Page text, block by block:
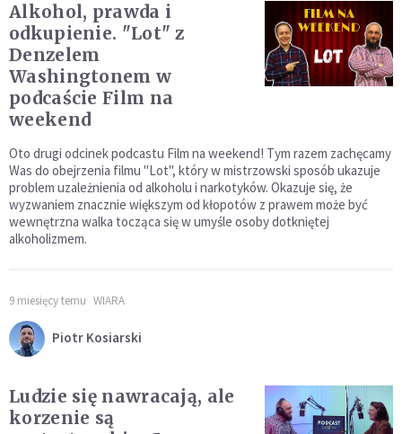
Alkohol, prawda i
odkupienie. "Lot" z
Denzelem
Washingtonem w
podcaście Film na
weekend
Oto drugi odcinek podcastu Film na weekend! Tym razem zachęcamy
Was do obejrzenia filmu "Lot", który w mistrzowski sposób ukazuje
problem uzależnienia od alkoholu i narkotyków. Okazuje się, że
wyzwaniem znacznie większym od kłopotów z prawem może być
wewnętrzna walka tocząca się w umyśle osoby dotkniętej
alkoholizmem.
9 miesięcy temu WIARA
Piotr Kosiarski
Ludzie się nawracają, ale
korzenie są